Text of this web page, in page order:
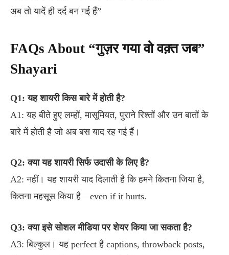
अब तो यादें ही दर्द बन गई हैं”
FAQs About “गुज़र गया वो वक़्त जब”
Shayari
Q1: यह शायरी किस बारे में होती है?
A1: यह बीते हुए लम्हों, मासूमियत, पुराने रिश्तों और उन बातों के
बारे में होती है जो अब बस याद रह गई हैं।
Q2: क्या यह शायरी सिर्फ उदासी के लिए है?
A2: नहीं। यह शायरी याद दिलाती है कि हमने कितना जिया है,
कितना महसूस किया है—even if it hurts.
Q3: क्या इसे सोशल मीडिया पर शेयर किया जा सकता है?
A3: बिल्कुल। यह perfect है captions, throwback posts,